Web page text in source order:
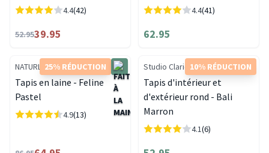
4.4(42)
52.9539.95
4.4(41)
62.95
25% RÉDUCTION
NATURL.
Tapis en laine - Feline
Pastel
4.9(13)
10% RÉDUCTION
Studio Clarice
Tapis d'intérieur et
d'extérieur rond - Bali
Marron
4.1(6)